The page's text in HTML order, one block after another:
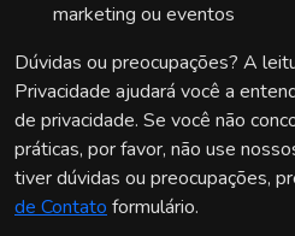
marketing ou eventos
Dúvidas ou preocupações? A
Privacidade ajudará você a
de privacidade. Se você não
práticas, por favor, não use
tiver dúvidas ou preocupações,
de Contato formulário.